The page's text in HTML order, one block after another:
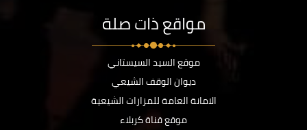
مواقع ذات صلة
موقع السيد السيستاني
ديوان الوقف الشيعي
الامانة العامة للمزارات الشيعية
موقع قناة كربلاء